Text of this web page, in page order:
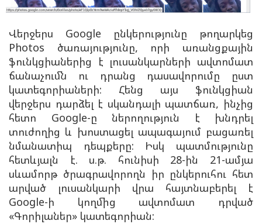
Վերջերս Google ընկերությունը թողարկեց
Photos ծառայությունը, որի առանցքային
ֆունկցիաներից է լուսանկարների ավտոմատ
ճանաչումն ու դրանց դասավորումը ըստ
կատեգորիաների: Հենց այս ֆունկցիան
վերջերս դարձել է սկանդալի պատճառ, ինչից
հետո Google-ը ներողություն է խնդրել
տուժողից և խոստացել ապագայում բացառել
նմանատիպ դեպքերը: Իսկ պատմությունը
հետևյալն է. ս.թ. հունիսի 28-ին 21-ամյա
սևամորթ ծրագրավորողն իր ընկերուհու հետ
արված լուսանկարի վրա հայտնաբերել է
Google-ի կողմից ավտոմատ դրված
«Գորիլաներ» կատեգորիան: